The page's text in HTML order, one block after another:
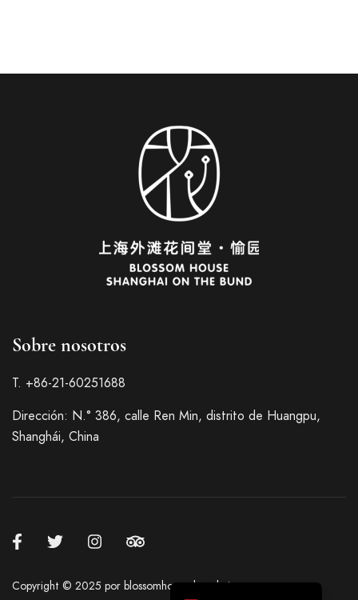
Sobre nosotros
T. +86-21-60251688
Dirección: N.° 386, calle Ren Min, distrito de Huangpu,
Shanghái, China
Copyright © 2025 por blossomhouseshanghai.com
English
German